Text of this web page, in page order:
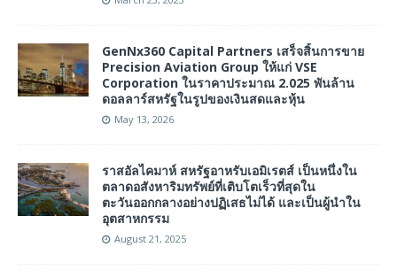
GenNx360 Capital Partners เสร็จสิ้นการขาย
Precision Aviation Group ให้แก่ VSE
Corporation ในราคาประมาณ 2.025 พันล้าน
ดอลลาร์สหรัฐในรูปของเงินสดและหุ้น
May 13, 2026
ราสอัลไคมาห์ สหรัฐอาหรับเอมิเรตส์ เป็นหนึ่งใน
ตลาดอสังหาริมทรัพย์ที่เติบโตเร็วที่สุดใน
ตะวันออกกลางอย่างปฏิเสธไม่ได้ และเป็นผู้นำใน
อุตสาหกรรม
August 21, 2025